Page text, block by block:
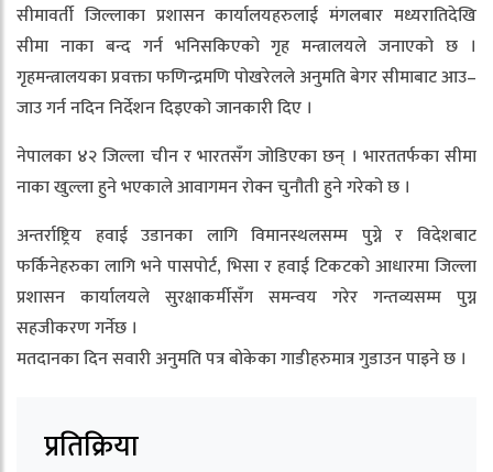
सीमावर्ती जिल्लाका प्रशासन कार्यालयहरुलाई मंगलबार मध्यरातिदेखि
सीमा नाका बन्द गर्न भनिसकिएको गृह मन्त्रालयले जनाएको छ ।
गृहमन्त्रालयका प्रवक्ता फणिन्द्रमणि पोखरेलले अनुमति बेगर सीमाबाट आउ–
जाउ गर्न नदिन निर्देशन दिइएको जानकारी दिए ।
नेपालका ४२ जिल्ला चीन र भारतसँग जोडिएका छन् । भारततर्फका सीमा
नाका खुल्ला हुने भएकाले आवागमन रोक्न चुनौती हुने गरेको छ ।
अन्तर्राष्ट्रिय हवाई उडानका लागि विमानस्थलसम्म पुग्ने र विदेशबाट
फर्किनेहरुका लागि भने पासपोर्ट, भिसा र हवाई टिकटको आधारमा जिल्ला
प्रशासन कार्यालयले सुरक्षाकर्मीसँग समन्वय गरेर गन्तव्यसम्म पुग्न
सहजीकरण गर्नेछ ।
मतदानका दिन सवारी अनुमति पत्र बोकेका गाडीहरुमात्र गुडाउन पाइने छ ।
प्रतिक्रिया